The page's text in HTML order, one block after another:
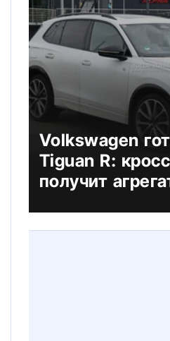
Volkswagen
Tiguan R:
получит